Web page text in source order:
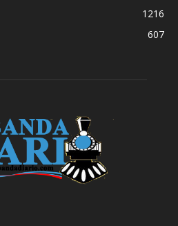
1216
607